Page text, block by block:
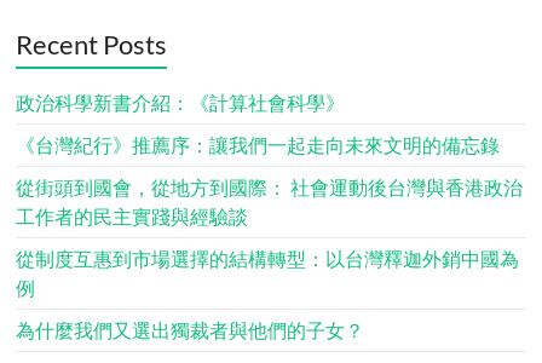
Recent Posts
政治科學新書介紹：《計算社會科學》
《台灣紀行》推薦序：讓我們一起走向未來文明的備忘錄
從街頭到國會，從地方到國際： 社會運動後台灣與香港政治
工作者的民主實踐與經驗談
從制度互惠到市場選擇的結構轉型：以台灣釋迦外銷中國為
例
為什麼我們又選出獨裁者與他們的子女？